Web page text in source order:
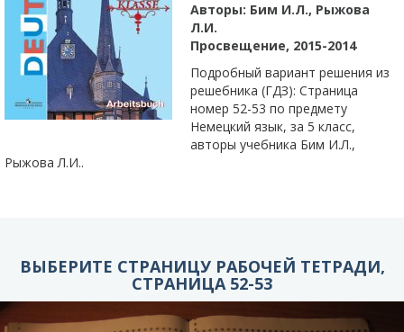
Авторы: Бим И.Л., Рыжова
Л.И.
Просвещение, 2015-2014
Подробный вариант решения из
решебника (ГДЗ): Страница
номер 52-53 по предмету
Немецкий язык, за 5 класс,
авторы учебника Бим И.Л.,
Рыжова Л.И..
ВЫБЕРИТЕ СТРАНИЦУ РАБОЧЕЙ ТЕТРАДИ,
СТРАНИЦА 52-53